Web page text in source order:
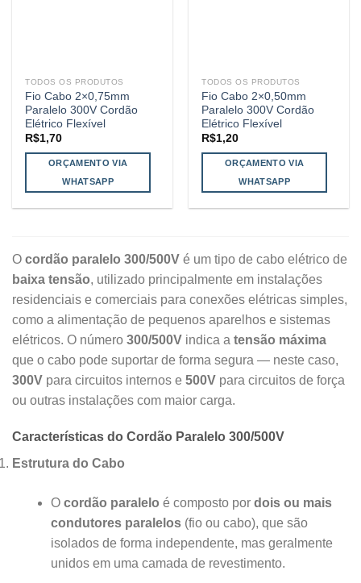
TODOS OS PRODUTOS
Fio Cabo 2×0,75mm
Paralelo 300V Cordão
Elétrico Flexível
R$1,70
ORÇAMENTO VIA
WHATSAPP
TODOS OS PRODUTOS
Fio Cabo 2×0,50mm
Paralelo 300V Cordão
Elétrico Flexível
R$1,20
ORÇAMENTO VIA
WHATSAPP
O cordão paralelo 300/500V é um tipo de cabo elétrico de
baixa tensão, utilizado principalmente em instalações
residenciais e comerciais para conexões elétricas simples,
como a alimentação de pequenos aparelhos e sistemas
elétricos. O número 300/500V indica a tensão máxima
que o cabo pode suportar de forma segura — neste caso,
300V para circuitos internos e 500V para circuitos de força
ou outras instalações com maior carga.
Características do Cordão Paralelo 300/500V
Estrutura do Cabo
O cordão paralelo é composto por dois ou mais
condutores paralelos (fio ou cabo), que são
isolados de forma independente, mas geralmente
unidos em uma camada de revestimento.